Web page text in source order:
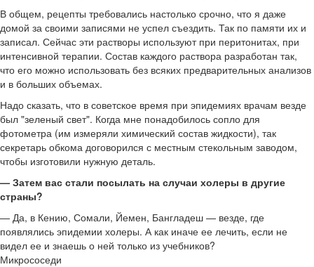
В общем, рецепты требовались настолько срочно, что я даже
домой за своими записями не успел съездить. Так по памяти их и
записал. Сейчас эти растворы используют при перитонитах, при
интенсивной терапии. Состав каждого раствора разработан так,
что его можно использовать без всяких предварительных анализов
и в больших объемах.
Надо сказать, что в советское время при эпидемиях врачам везде
был "зеленый свет". Когда мне понадобилось сопло для
фотометра (им измеряли химический состав жидкости), так
секретарь обкома договорился с местным стекольным заводом,
чтобы изготовили нужную деталь.
— Затем вас стали посылать на случаи холеры в другие
страны?
— Да, в Кению, Сомали, Йемен, Бангладеш — везде, где
появлялись эпидемии холеры. А как иначе ее лечить, если не
видел ее и знаешь о ней только из учебников?
Микрососеди